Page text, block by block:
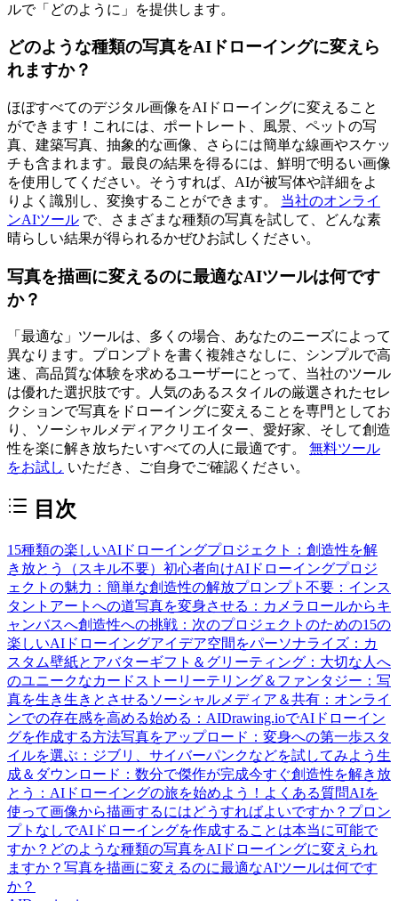
ルで「どのように」を提供します。
どのような種類の写真をAIドローイングに変えら
れますか？
ほぼすべてのデジタル画像をAIドローイングに変えること
ができます！これには、ポートレート、風景、ペットの写
真、建築写真、抽象的な画像、さらには簡単な線画やスケッ
チも含まれます。最良の結果を得るには、鮮明で明るい画像
を使用してください。そうすれば、AIが被写体や詳細をよ
りよく識別し、変換することができます。 当社のオンライ
ンAIツール で、さまざまな種類の写真を試して、どんな素
晴らしい結果が得られるかぜひお試しください。
写真を描画に変えるのに最適なAIツールは何です
か？
「最適な」ツールは、多くの場合、あなたのニーズによって
異なります。プロンプトを書く複雑さなしに、シンプルで高
速、高品質な体験を求めるユーザーにとって、当社のツール
は優れた選択肢です。人気のあるスタイルの厳選されたセレ
クションで写真をドローイングに変えることを専門としてお
り、ソーシャルメディアクリエイター、愛好家、そして創造
性を楽に解き放ちたいすべての人に最適です。 無料ツール
をお試し いただき、ご自身でご確認ください。
目次
15種類の楽しいAIドローイングプロジェクト：創造性を解
き放とう（スキル不要） 初心者向けAIドローイングプロジ
ェクトの魅力：簡単な創造性の解放プロンプト不要：インス
タントアートへの道写真を変身させる：カメラロールからキ
ャンバスへ創造性への挑戦：次のプロジェクトのための15の
楽しいAIドローイングアイデア空間をパーソナライズ：カ
スタム壁紙とアバターギフト＆グリーティング：大切な人へ
のユニークなカード ストーリーテリング＆ファンタジー：写
真を生き生きとさせる ソーシャルメディア＆共有：オンライ
ンでの存在感を高める始める：AIDrawing.ioでAIドローイン
グを作成する方法写真をアップロード：変身への第一歩スタ
イルを選ぶ：ジブリ、サイバーパンクなどを試してみよう 生
成＆ダウンロード：数分で傑作が完成今すぐ創造性を解き放
とう：AIドローイングの旅を始めよう！ よくある質問AIを
使って画像から描画するにはどうすればよいですか？ プロン
プトなしでAIドローイングを作成することは本当に可能で
すか？ どのような種類の写真をAIドローイングに変えられ
ますか？ 写真を描画に変えるのに最適なAIツールは何です
か？